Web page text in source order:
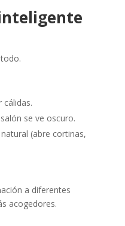
cálidas.
se ve oscuro.
(abre cortinas,
a diferentes
acogedores.